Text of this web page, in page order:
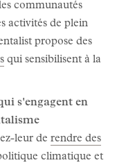
communautés
activités de plein
propose des
qui sensibilisent à la
s'engagent en
leur de rendre des
climatique et